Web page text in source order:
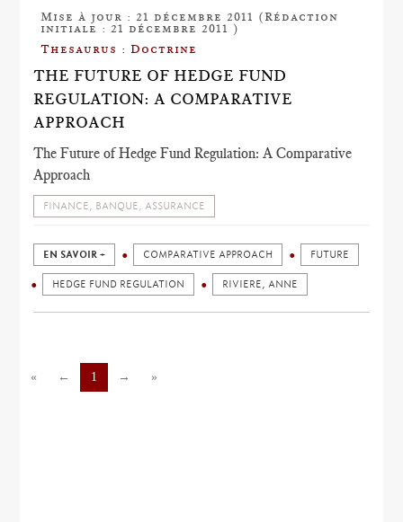
Mise à jour : 21 décembre 2011 (Rédaction
initiale : 21 décembre 2011 )
Thesaurus : Doctrine
THE FUTURE OF HEDGE FUND
REGULATION: A COMPARATIVE
APPROACH
The Future of Hedge Fund Regulation: A Comparative
Approach
FINANCE, BANQUE, ASSURANCE
EN SAVOIR + COMPARATIVE APPROACH FUTURE
HEDGE FUND REGULATION RIVIERE, ANNE
« ← 1 → »